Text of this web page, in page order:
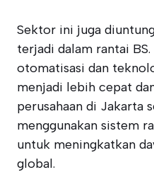
Sektor ini juga
terjadi dalam rantai
otomatisasi dan
menjadi lebih cepat
perusahaan di Jakarta
menggunakan sistem
untuk meningkatkan
global.